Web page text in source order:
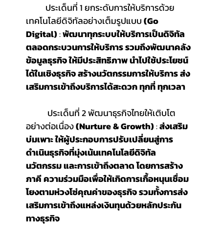
ประเด็นที่ 1 ยกระดับการให้บริการด้วย
เทคโนโลยีดิจิทัลอย่างเต็มรูปแบบ (Go
Digital) : พัฒนาทุกระบบให้บริการเป็นดิจิทัล
ตลอดกระบวนการให้บริการ รวมถึงพัฒนาคลัง
ข้อมูลธุรกิจ ให้มีประสิทธิภาพ นำไปใช้ประโยชน์
ได้ในเชิงธุรกิจ สร้างนวัตกรรมการให้บริการ ส่ง
เสริมการเข้าถึงบริการได้สะดวก ทุกที่ ทุกเวลา
ประเด็นที่ 2 พัฒนาธุรกิจไทยให้เติบโต
อย่างต่อเนื่อง (Nurture & Growth) : ส่งเสริม
บ่มเพาะ ให้ผู้ประกอบการปรับเปลี่ยนสู่การ
ดำเนินธุรกิจที่มุ่งเน้นเทคโนโลยีดิจิทัล
นวัตกรรม และการเข้าถึงตลาด โดยการสร้าง
ภาคี ความร่วมมือเพื่อให้เกิดการเกื้อหนุนเชื่อม
โยงตามห่วงโซ่คุณค่าของธุรกิจ รวมทั้งการส่ง
เสริมการเข้าถึงแหล่งเงินทุนด้วยหลักประกัน
ทางธุรกิจ